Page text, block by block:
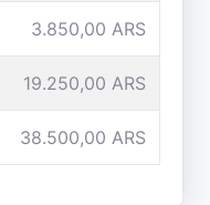
3.850,00 ARS
19.250,00 ARS
38.500,00 ARS